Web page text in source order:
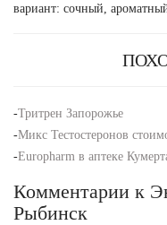
вариант: сочный,
-Тритрен Запорожье
-Микс Тестостеронов
-Europharm в аптеке
Комментарии к
Рыбинск